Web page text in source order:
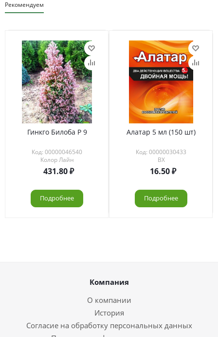
Рекомендуем
Гинкго Билоба Р 9
Код: 00000046540
Колор Лайн
431.80
Подробнее
Алатар 5 мл (150 шт)
Код: 00000030433
ВХ
16.50
Подробнее
Компания
О компании
История
Согласие на обработку персональных данных